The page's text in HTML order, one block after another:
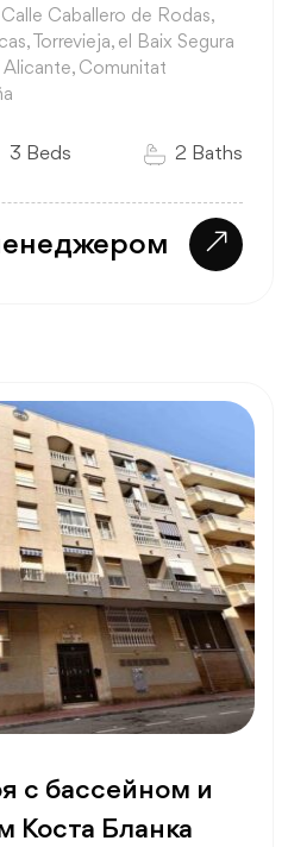
Calle Caballero de Rodas,
Torrevieja, el Baix Segura
Alicante, Comunitat
3 Beds 2 Baths
с бассейном и
Коста Бланка